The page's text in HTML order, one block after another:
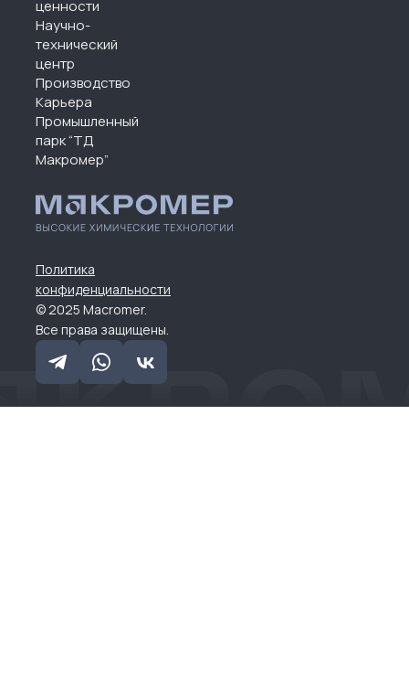
Политика
конфиденциальности
© 2025 Macromer.
Все права защищены.
ценности
Научно-
технический
центр
Производство
Карьера
Промышленный
парк “ТД
Макромер”